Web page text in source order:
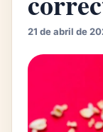
21 de abril de